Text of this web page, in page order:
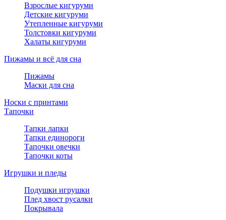
Взрослые кигуруми
Детские кигуруми
Утепленные кигуруми
Толстовки кигуруми
Халаты кигуруми
Пижамы и всё для сна
Пижамы
Маски для сна
Носки с принтами
Тапочки
Тапки лапки
Тапки единороги
Тапочки овечки
Тапочки коты
Игрушки и пледы
Подушки игрушки
Плед хвост русалки
Покрывала